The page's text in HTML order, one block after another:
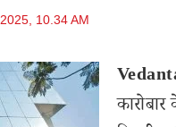
10.34 AM